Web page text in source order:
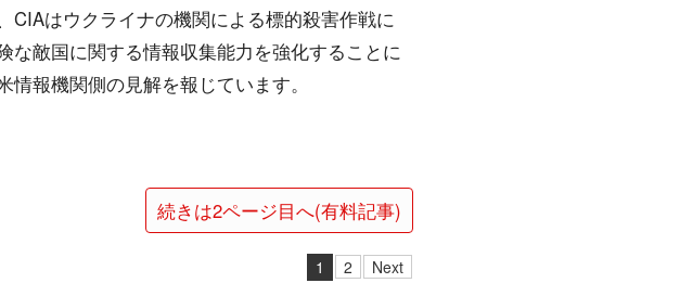
CIAはウクライナの機関による標的殺害作戦に
な敵国に関する情報収集能力を強化することに
報機関側の見解を報じています。
続きは2ページ目へ(有料記事)
1 2 Next